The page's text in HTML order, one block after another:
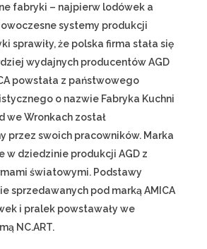
fabryki – najpierw lodówek a
systemy produkcji
sprawiły, że polska firma stała się
wydajnych producentów AGD
powstała z państwowego
o nazwie Fabryka Kuchni
we Wronkach został
przez swoich pracowników. Marka
w dziedzinie produkcji AGD z
światowymi. Podstawy
sprzedawanych pod marką AMICA
i pralek powstawały we
NC.ART.